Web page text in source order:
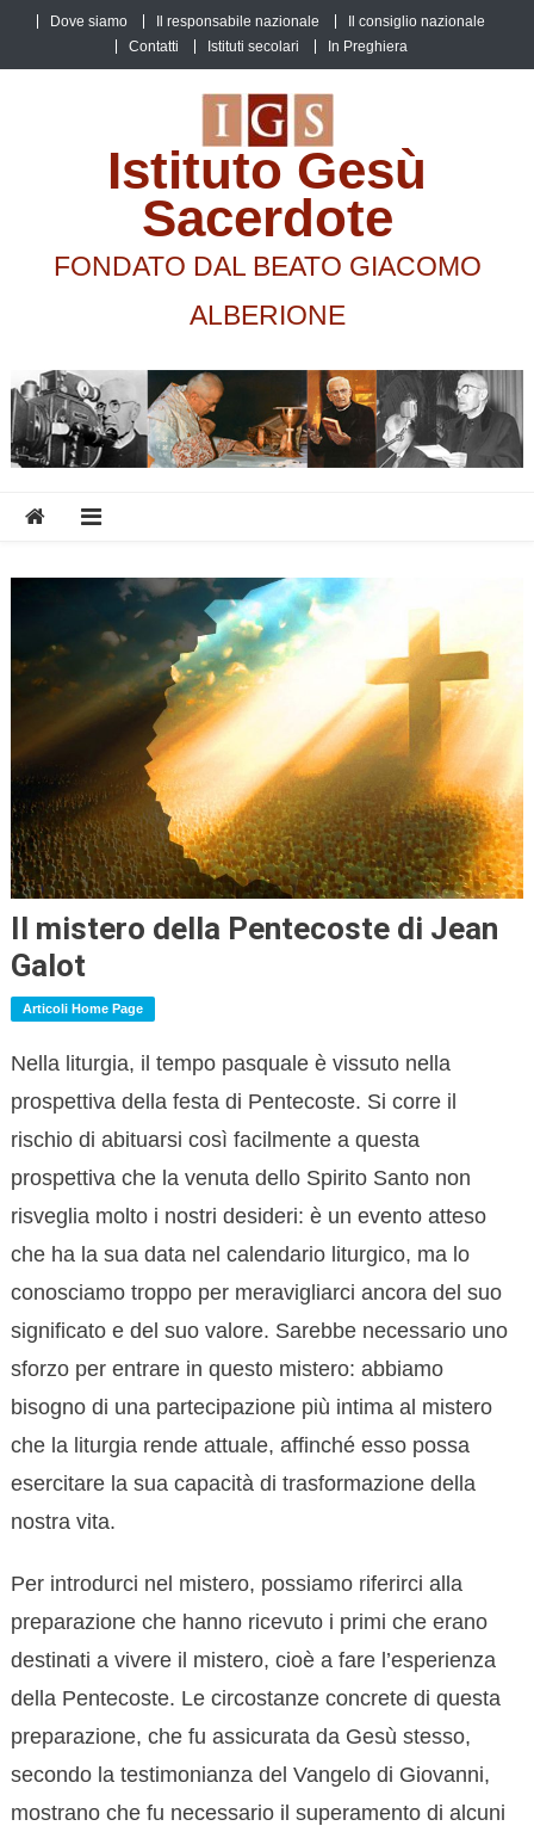
content
Dove siamo Il responsabile nazionale
Il consiglio nazionale
Contatti
Istituti secolari In Preghiera
Istituto Gesù
Sacerdote
FONDATO DAL BEATO GIACOMO
ALBERIONE
Il mistero della Pentecoste di Jean
Galot
Articoli Home Page
Nella liturgia, il tempo pasquale è vissuto nella
prospettiva della festa di Pentecoste. Si corre il
rischio di abituarsi così facilmente a questa
prospettiva che la venuta dello Spirito Santo non
risveglia molto i nostri desideri: è un evento atteso
che ha la sua data nel calendario liturgico, ma lo
conosciamo troppo per meravigliarci ancora del suo
significato e del suo valore. Sarebbe necessario uno
sforzo per entrare in questo mistero: abbiamo
bisogno di una partecipazione più intima al mistero
che la liturgia rende attuale, affinché esso possa
esercitare la sua capacità di trasformazione della
nostra vita.
Per introdurci nel mistero, possiamo riferirci alla
preparazione che hanno ricevuto i primi che erano
destinati a vivere il mistero, cioè a fare l’esperienza
della Pentecoste. Le circostanze concrete di questa
preparazione, che fu assicurata da Gesù stesso,
secondo la testimonianza del Vangelo di Giovanni,
mostrano che fu necessario il superamento di alcuni